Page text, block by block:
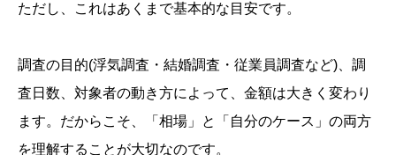
ただし、これはあくまで基本的な目安です。
調査の目的(浮気調査・結婚調査・従業員調査など)、調
査日数、対象者の動き方によって、金額は大きく変わり
ます。だからこそ、「相場」と「自分のケース」の両方
を理解することが大切なのです。